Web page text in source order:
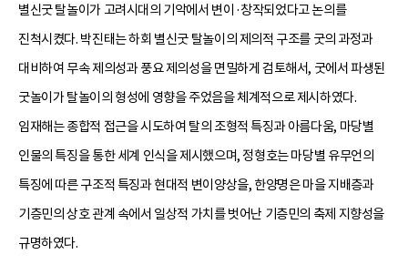
별신굿 탈놀이가 고려시대의 기악에서 변이·창작되었다고 논의를
진척시켰다. 박진태는 하회 별신굿 탈놀이의 제의적 구조를 굿의 과정과
대비하여 무속 제의성과 풍요 제의성을 면밀하게 검토해서, 굿에서 파생된
굿놀이가 탈놀이의 형성에 영향을 주었음을 체계적으로 제시하였다.
임재해는 종합적 접근을 시도하여 탈의 조형적 특징과 아름다움, 마당별
인물의 특징을 통한 세계 인식을 제시했으며, 정형호는 마당별 유무언의
특징에 따른 구조적 특징과 현대적 변이양상을, 한양명은 마을 지배층과
기층민의 상호 관계 속에서 일상적 가치를 벗어난 기층민의 축제 지향성을
규명하였다.